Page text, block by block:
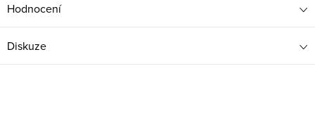
Hodnocení
Diskuze